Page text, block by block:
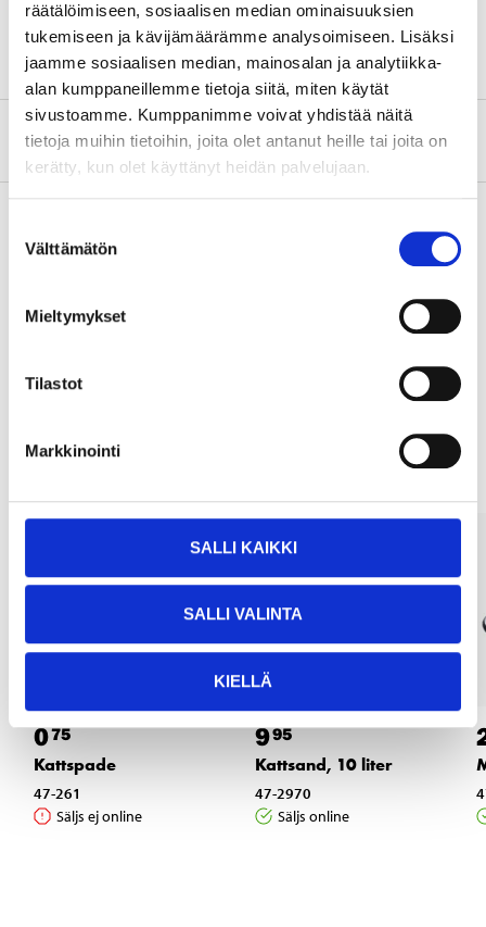
räätälöimiseen, sosiaalisen median ominaisuuksien
tukemiseen ja kävijämäärämme analysoimiseen. Lisäksi
jaamme sosiaalisen median, mainosalan ja analytiikka-
alan kumppaneillemme tietoja siitä, miten käytät
sivustoamme. Kumppanimme voivat yhdistää näitä
tietoja muihin tietoihin, joita olet antanut heille tai joita on
kerätty, kun olet käyttänyt heidän palvelujaan.
valinta
Välttämätön
Mieltymykset
Tilastot
Markkinointi
SALLI KAIKKI
SALLI VALINTA
KIELLÄ
Höjd
14,5 cm
Om tillverkaren
Andra kunder köpte också
075
Kattspade
47-261
Säljs ej online
995
Kattsand, 10 liter
47-2970
Säljs online